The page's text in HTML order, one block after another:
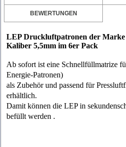
BEWERTUNGEN
LEP Druckluftpatronen der Marke
Kaliber 5,5mm im 6er Pack
Ab sofort ist eine Schnellfüllmatrize
Energie-Patronen)
als Zubehör und passend für
erhältlich.
Damit können die LEP in
befüllt werden .